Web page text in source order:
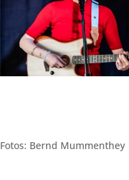
Fotos: Bernd Mummenthey